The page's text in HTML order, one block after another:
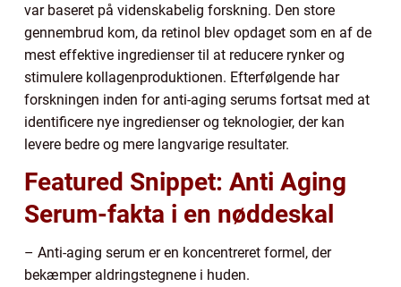
var baseret på videnskabelig forskning. Den store
gennembrud kom, da retinol blev opdaget som en af de
mest effektive ingredienser til at reducere rynker og
stimulere kollagenproduktionen. Efterfølgende har
forskningen inden for anti-aging serums fortsat med at
identificere nye ingredienser og teknologier, der kan
levere bedre og mere langvarige resultater.
Featured Snippet: Anti Aging
Serum-fakta i en nøddeskal
– Anti-aging serum er en koncentreret formel, der
bekæmper aldringstegnene i huden.